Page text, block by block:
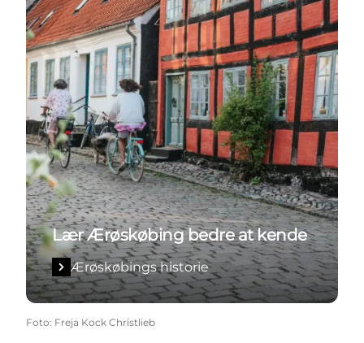
Lær Ærøskøbing bedre at kende
Ærøskøbings historie
Foto: Freja Kock Christlieb